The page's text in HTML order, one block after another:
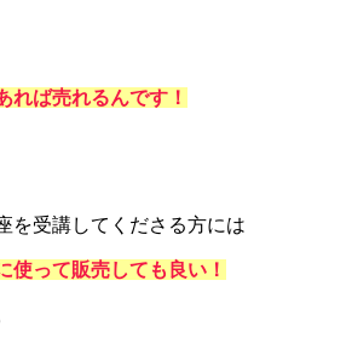
れば売れるんです！
を受講してくださる方には
使って販売しても良い！